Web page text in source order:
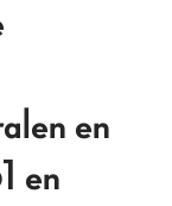
en
en